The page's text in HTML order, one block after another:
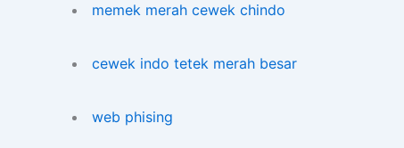
memek merah cewek chindo
cewek indo tetek merah besar
web phising